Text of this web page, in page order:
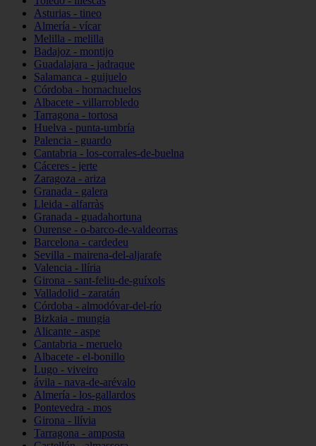
Asturias - tineo
Almería - vícar
Melilla - melilla
Badajoz - montijo
Guadalajara - jadraque
Salamanca - guijuelo
Córdoba - hornachuelos
Albacete - villarrobledo
Tarragona - tortosa
Huelva - punta-umbría
Palencia - guardo
Cantabria - los-corrales-de-buelna
Cáceres - jerte
Zaragoza - ariza
Granada - galera
Lleida - alfarràs
Granada - guadahortuna
Ourense - o-barco-de-valdeorras
Barcelona - cardedeu
Sevilla - mairena-del-aljarafe
Valencia - llíria
Girona - sant-feliu-de-guíxols
Valladolid - zaratán
Córdoba - almodóvar-del-río
Bizkaia - mungia
Alicante - aspe
Cantabria - meruelo
Albacete - el-bonillo
Lugo - viveiro
ávila - nava-de-arévalo
Almería - los-gallardos
Pontevedra - mos
Girona - llívia
Tarragona - amposta